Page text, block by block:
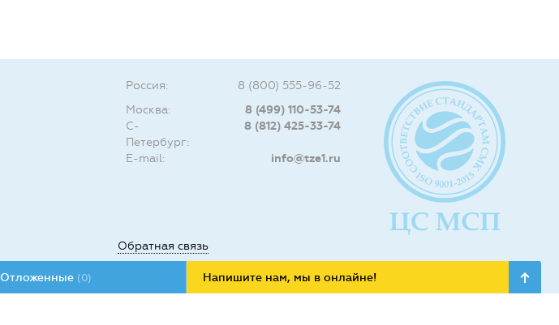
Россия:
8 (800) 555-96-52
Москва:
8 (499) 110-53-74
С-
Петербург:
8 (812) 425-33-74
E-mail: info@tze1.ru
Обратная связь
Отложенные (0) Напишите нам, мы в онлайне!